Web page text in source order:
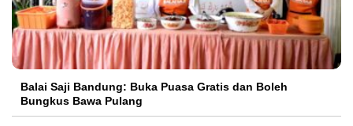
Balai Saji Bandung: Buka Puasa Gratis dan Boleh
Bungkus Bawa Pulang